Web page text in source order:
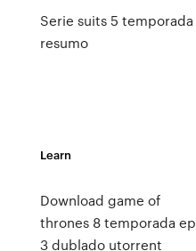
Serie suits 5 temporada
resumo
Learn
Download game of
thrones 8 temporada ep
3 dublado utorrent